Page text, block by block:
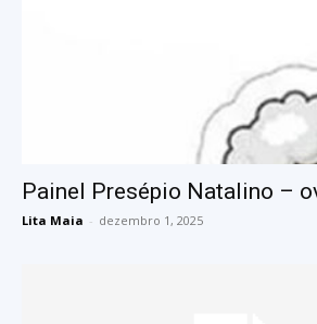
Painel Presépio Natalino –
Lita Maia - dezembro 1, 2025